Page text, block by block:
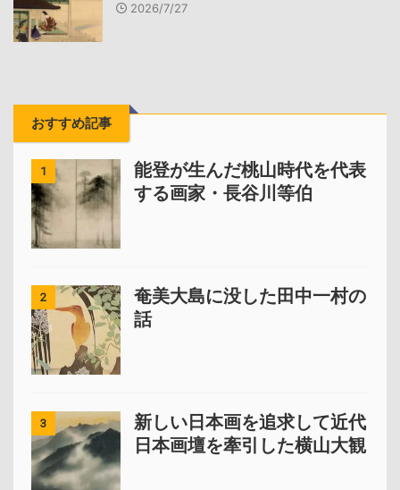
2026/7/27
おすすめ記事
1
能登が生んだ桃山時代を代表
する画家・長谷川等伯
2
奄美大島に没した田中一村の
話
3
新しい日本画を追求して近代
日本画壇を牽引した横山大観